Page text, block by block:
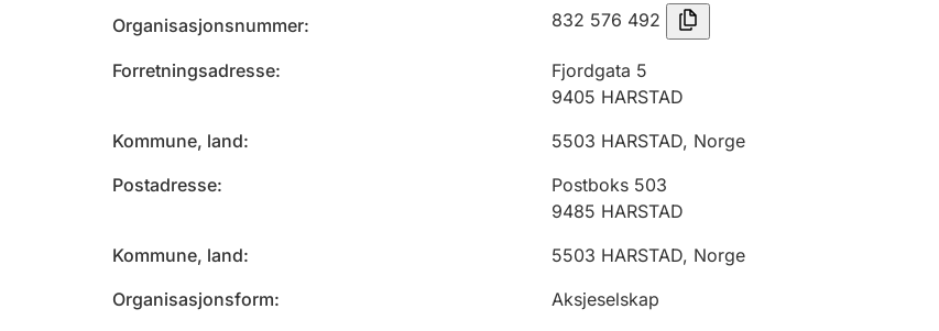
Organisasjonsnummer 832 576 492
Forretningsadresse
Fjordgata 5
9405 HARSTAD
Kommune, land
5503 HARSTAD, Norge
Postadresse
Postboks 503
9485 HARSTAD
Kommune, land
5503 HARSTAD, Norge
Organisasjonsform
Aksjeselskap